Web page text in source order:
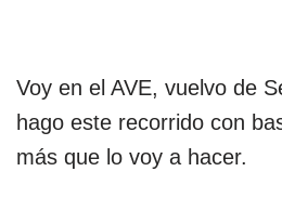
Voy en el AVE, vuelvo de
hago este recorrido con
más que lo voy a hacer.